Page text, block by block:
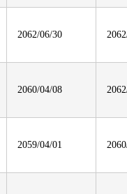
2062/06/30
2060/04/08
2059/04/01